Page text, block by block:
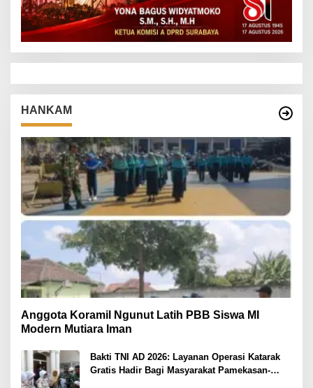
HANKAM
Anggota Koramil Ngunut Latih PBB Siswa MI
Modern Mutiara Iman
Bakti TNI AD 2026: Layanan Operasi Katarak
Gratis Hadir Bagi Masyarakat Pamekasan-